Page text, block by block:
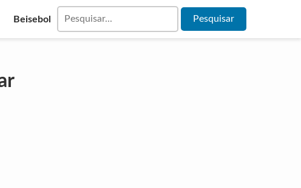
Beisebol